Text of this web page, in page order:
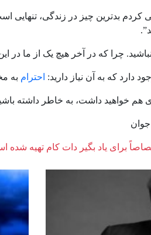
کردم بدترین چیز در زندگی، تنهایی
چرا که در آخر هیچ یک از ما در
دارد که به آن نیاز دارید: احترام به
هم خواهید داشت، به خاطر داشته
جوان
برای یاد بگیر دات کام تهیه شده